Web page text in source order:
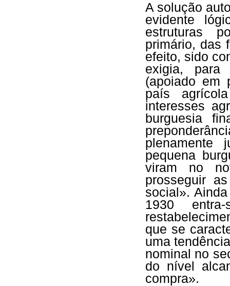
A solução
evidente
estruturas
primário, das
efeito, sido
exigia, para
(apoiado em
país
interesses
burguesia
plenamente
pequena
viram no
prosseguir
social».
1930
que se
uma
nominal no
do nível
compra».